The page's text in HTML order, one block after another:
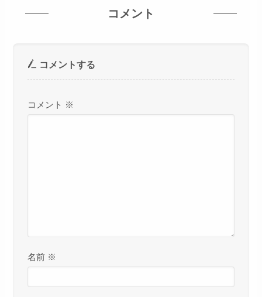
コメント
コメントする
コメント ※
名前 ※